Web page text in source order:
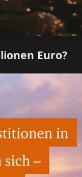
Euro?